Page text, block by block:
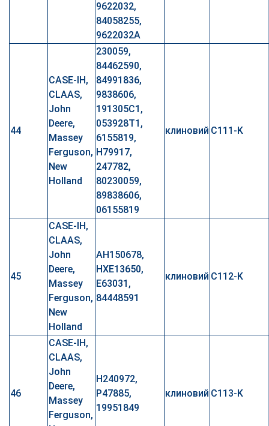
9622032,
84058255,
9622032A
44
CASE-IH,
CLAAS,
John
Deere,
Massey
Ferguson,
New
Holland
230059,
84462590,
84991836,
9838606,
191305C1,
053928T1,
6155819,
H79917,
247782,
80230059,
89838606,
06155819
клиновий C111-K
45
CASE-IH,
CLAAS,
John
Deere,
Massey
Ferguson,
New
Holland
AH150678,
HXE13650,
E63031,
84448591
клиновий C112-K
46
CASE-IH,
CLAAS,
John
Deere,
Massey
Ferguson,
H240972,
P47885,
19951849
клиновий C113-K